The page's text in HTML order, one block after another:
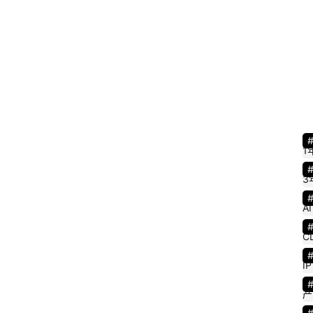
德
打
车
页
面
显
示
，
高
德
1
3
AI
IP